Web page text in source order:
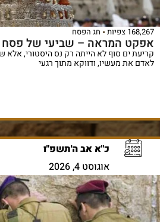
168,267 צפיות חג הפסח
אפקט המראה – שביעי של פסח
קריעת ים סוף לא הייתה רק נס היסטורי,
לאדם את מעשיו, ודווקא מתוך רגעי
כ"א אב ה'תשפ"ו
אוגוסט 4, 2026